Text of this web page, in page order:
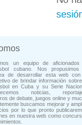
un equipo de
cubano. Nos
de desarrollar esta web
de brindar información
en Cuba y su Serie
noticias,
de debate, juegos online y
buscamos mejorar y
por lo que pronto
en nuestra web como